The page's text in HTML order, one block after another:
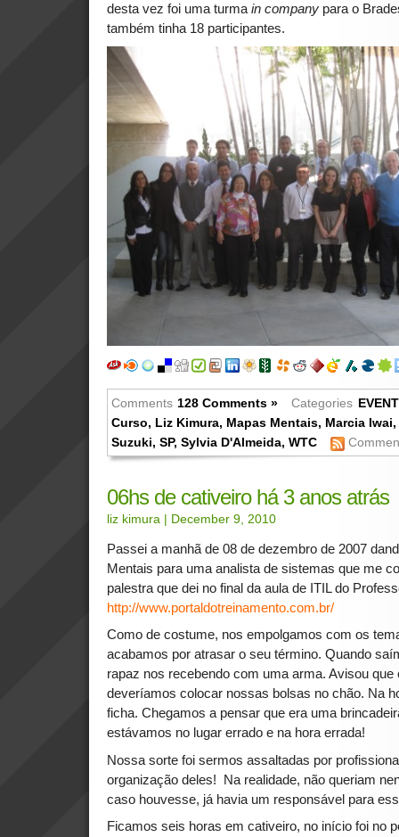
desta vez foi uma turma in company para o
também tinha 18 participantes.
Comments 128 Comments » Categories
Curso, Liz Kimura, Mapas Mentais, Marcia Iwai,
Suzuki, SP, Sylvia D'Almeida, WTC
06hs de cativeiro há 3 anos atrás
liz kimura | December 9, 2010
Passei a manhã de 08 de dezembro de 2007
Mentais para uma analista de sistemas que me
palestra que dei no final da aula de ITIL do
http://www.portaldotreinamento.com.br/
Como de costume, nos empolgamos com os
acabamos por atrasar o seu término. Quando
rapaz nos recebendo com uma arma. Avisou que
deveríamos colocar nossas bolsas no chão. Na
ficha. Chegamos a pensar que era uma
estávamos no lugar errado e na hora errada!
Nossa sorte foi sermos assaltadas por
organização deles! Na realidade, não queriam
caso houvesse, já havia um responsável para
Ficamos seis horas em cativeiro, no início foi no